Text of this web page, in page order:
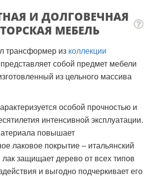
И ДОЛГОВЕЧНАЯ
МЕБЕЛЬ
трансформер из коллекции
представляет собой предмет мебели
из цельного массива
особой прочностью и
интенсивной эксплуатации.
повышает
лаковое покрытие – итальянский
защищает дерево от всех типов
и выгодно подчеркивает его